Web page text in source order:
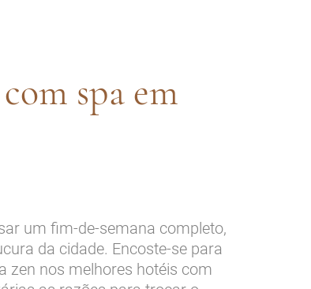
spa em
um fim-de-semana completo,
da cidade. Encoste-se para
zen nos melhores hotéis com